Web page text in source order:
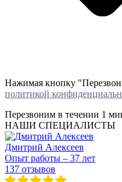
Нажимая кнопку
политикой
Перезвоним в течении 1
НАШИ СПЕЦИАЛИСТЫ
Дмитрий Алексеев
Опыт работы – 37 лет
137 отзывов